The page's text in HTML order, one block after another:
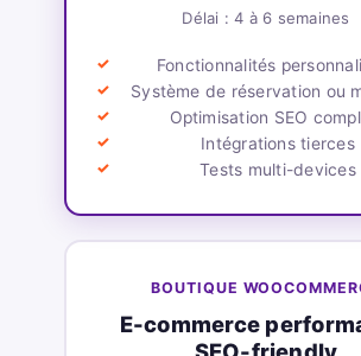
Délai : 4 à 6 semaines
Fonctionnalités
Système de réservation ou
Optimisation SEO
Intégrations tierces
Tests multi-devices
BOUTIQUE
E-commerce